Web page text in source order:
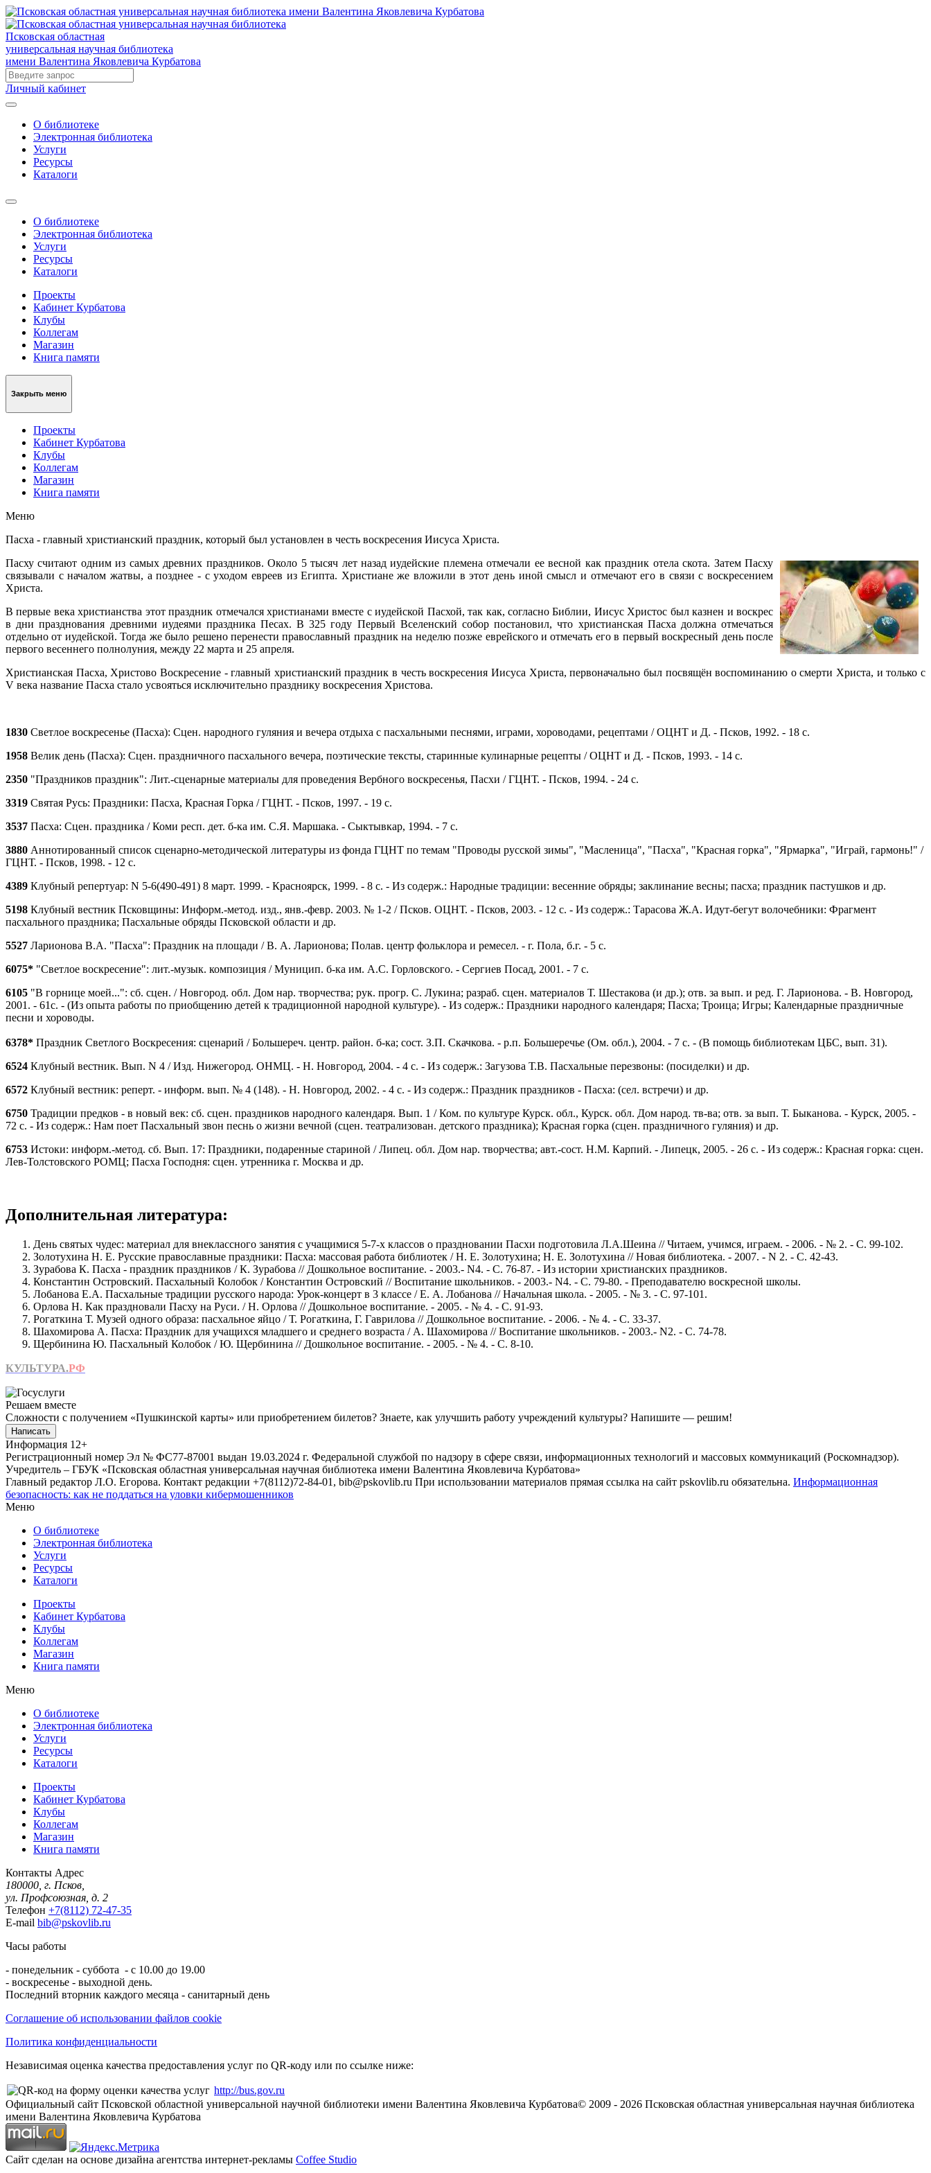
Псковская областная
универсальная научная библиотека
имени Валентина Яковлевича Курбатова
Личный кабинет
О библиотеке
Электронная библиотека
Услуги
Ресурсы
Каталоги
О библиотеке
Электронная библиотека
Услуги
Ресурсы
Каталоги
Проекты
Кабинет Курбатова
Клубы
Коллегам
Магазин
Книга памяти
Закрыть меню
Проекты
Кабинет Курбатова
Клубы
Коллегам
Магазин
Книга памяти
Меню
Пасха - главный христианский праздник, который был установлен в честь воскресения Иисуса Христа.
Пасху считают одним из самых древних праздников. Около 5 тысяч лет назад иудейские племена отмечали ее весной как праздник отела скота. Затем Пасху
связывали с началом жатвы, а позднее - с уходом евреев из Египта. Христиане же вложили в этот день иной смысл и отмечают его в связи с воскресением
Христа.
В первые века христианства этот праздник отмечался христианами вместе с иудейской Пасхой, так как, согласно Библии, Иисус Христос был казнен и воскрес
в дни празднования древними иудеями праздника Песах. В 325 году Первый Вселенский собор постановил, что христианская Пасха должна отмечаться
отдельно от иудейской. Тогда же было решено перенести православный праздник на неделю позже еврейского и отмечать его в первый воскресный день после
первого весеннего полнолуния, между 22 марта и 25 апреля.
Христианская Пасха, Христово Воскресение - главный христианский праздник в честь воскресения Иисуса Христа, первоначально был посвящён воспоминанию о смерти Христа, и только с
V века название Пасха стало усвояться исключительно празднику воскресения Христова.
1830 Светлое воскресенье (Пасха): Сцен. народного гуляния и вечера отдыха с пасхальными песнями, играми, хороводами, рецептами / ОЦНТ и Д. - Псков, 1992. - 18 с.
1958 Велик день (Пасха): Сцен. праздничного пасхального вечера, поэтические тексты, старинные кулинарные рецепты / ОЦНТ и Д. - Псков, 1993. - 14 с.
2350 "Праздников праздник": Лит.-сценарные материалы для проведения Вербного воскресенья, Пасхи / ГЦНТ. - Псков, 1994. - 24 с.
3319 Святая Русь: Праздники: Пасха, Красная Горка / ГЦНТ. - Псков, 1997. - 19 с.
3537 Пасха: Сцен. праздника / Коми респ. дет. б-ка им. С.Я. Маршака. - Сыктывкар, 1994. - 7 с.
3880 Аннотированный список сценарно-методической литературы из фонда ГЦНТ по темам "Проводы русской зимы", "Масленица", "Пасха", "Красная горка", "Ярмарка", "Играй, гармонь!" /
ГЦНТ. - Псков, 1998. - 12 с.
4389 Клубный репертуар: N 5-6(490-491) 8 март. 1999. - Красноярск, 1999. - 8 с. - Из содерж.: Народные традиции: весенние обряды; заклинание весны; пасха; праздник пастушков и др.
5198 Клубный вестник Псковщины: Информ.-метод. изд., янв.-февр. 2003. № 1-2 / Псков. ОЦНТ. - Псков, 2003. - 12 с. - Из содерж.: Тарасова Ж.А. Идут-бегут волочебники: Фрагмент
пасхального праздника; Пасхальные обряды Псковской области и др.
5527 Ларионова В.А. "Пасха": Праздник на площади / В. А. Ларионова; Полав. центр фольклора и ремесел. - г. Пола, б.г. - 5 с.
6075* "Светлое воскресение": лит.-музык. композиция / Муницип. б-ка им. А.С. Горловского. - Сергиев Посад, 2001. - 7 с.
6105 "В горнице моей...": сб. сцен. / Новгород. обл. Дом нар. творчества; рук. прогр. С. Лукина; разраб. сцен. материалов Т. Шестакова (и др.); отв. за вып. и ред. Г. Ларионова. - В. Новгород,
2001. - 61с. - (Из опыта работы по приобщению детей к традиционной народной культуре). - Из содерж.: Праздники народного календаря; Пасха; Троица; Игры; Календарные праздничные
песни и хороводы.
6378* Праздник Светлого Воскресения: сценарий / Большереч. центр. район. б-ка; сост. З.П. Скачкова. - р.п. Большеречье (Ом. обл.), 2004. - 7 с. - (В помощь библиотекам ЦБС, вып. 31).
6524 Клубный вестник. Вып. N 4 / Изд. Нижегород. ОНМЦ. - Н. Новгород, 2004. - 4 с. - Из содерж.: Загузова Т.В. Пасхальные перезвоны: (посиделки) и др.
6572 Клубный вестник: реперт. - информ. вып. № 4 (148). - Н. Новгород, 2002. - 4 с. - Из содерж.: Праздник праздников - Пасха: (сел. встречи) и др.
6750 Традиции предков - в новый век: сб. сцен. праздников народного календаря. Вып. 1 / Ком. по культуре Курск. обл., Курск. обл. Дом народ. тв-ва; отв. за вып. Т. Быканова. - Курск, 2005. -
72 с. - Из содерж.: Нам поет Пасхальный звон песнь о жизни вечной (сцен. театрализован. детского праздника); Красная горка (сцен. праздничного гуляния) и др.
6753 Истоки: информ.-метод. сб. Вып. 17: Праздники, подаренные стариной / Липец. обл. Дом нар. творчества; авт.-сост. Н.М. Карпий. - Липецк, 2005. - 26 с. - Из содерж.: Красная горка: сцен.
Лев-Толстовского РОМЦ; Пасха Господня: сцен. утренника г. Москва и др.
Дополнительная литература:
День святых чудес: материал для внеклассного занятия с учащимися 5-7-х классов о праздновании Пасхи подготовила Л.А.Шеина // Читаем, учимся, играем. - 2006. - № 2. - С. 99-102.
Золотухина Н. Е. Русские православные праздники: Пасха: массовая работа библиотек / Н. Е. Золотухина; Н. Е. Золотухина // Новая библиотека. - 2007. - N 2. - С. 42-43.
Зурабова К. Пасха - праздник праздников / К. Зурабова // Дошкольное воспитание. - 2003.- N4. - С. 76-87. - Из истории христианских праздников.
Константин Островский. Пасхальный Колобок / Константин Островский // Воспитание школьников. - 2003.- N4. - С. 79-80. - Преподавателю воскресной школы.
Лобанова Е.А. Пасхальные традиции русского народа: Урок-концерт в 3 классе / Е. А. Лобанова // Начальная школа. - 2005. - № 3. - С. 97-101.
Орлова Н. Как праздновали Пасху на Руси. / Н. Орлова // Дошкольное воспитание. - 2005. - № 4. - С. 91-93.
Рогаткина Т. Музей одного образа: пасхальное яйцо / Т. Рогаткина, Г. Гаврилова // Дошкольное воспитание. - 2006. - № 4. - С. 33-37.
Шахомирова А. Пасха: Праздник для учащихся младшего и среднего возраста / А. Шахомирова // Воспитание школьников. - 2003.- N2. - С. 74-78.
Щербинина Ю. Пасхальный Колобок / Ю. Щербинина // Дошкольное воспитание. - 2005. - № 4. - С. 8-10.
КУЛЬТУРА.РФ
Решаем вместе
Сложности с получением «Пушкинской карты» или приобретением билетов? Знаете, как улучшить работу учреждений культуры? Напишите — решим!
Написать
Информация 12+
Регистрационный номер Эл № ФС77-87001 выдан 19.03.2024 г. Федеральной службой по надзору в сфере связи, информационных технологий и массовых коммуникаций (Роскомнадзор).
Учредитель – ГБУК «Псковская областная универсальная научная библиотека имени Валентина Яковлевича Курбатова»
Главный редактор Л.О. Егорова. Контакт редакции +7(8112)72-84-01, bib@pskovlib.ru При использовании материалов прямая ссылка на сайт pskovlib.ru обязательна. Информационная
безопасность: как не поддаться на уловки кибермошенников
Меню
О библиотеке
Электронная библиотека
Услуги
Ресурсы
Каталоги
Проекты
Кабинет Курбатова
Клубы
Коллегам
Магазин
Книга памяти
Меню
О библиотеке
Электронная библиотека
Услуги
Ресурсы
Каталоги
Проекты
Кабинет Курбатова
Клубы
Коллегам
Магазин
Книга памяти
Контакты Адрес
180000, г. Псков,
ул. Профсоюзная, д. 2
Телефон +7(8112) 72-47-35
E-mail bib@pskovlib.ru
Часы работы
- понедельник - суббота - с 10.00 до 19.00
- воскресенье - выходной день.
Последний вторник каждого месяца - санитарный день
Соглашение об использовании файлов cookie
Политика конфиденциальности
Независимая оценка качества предоставления услуг по QR-коду или по ссылке ниже:
http://bus.gov.ru
Официальный сайт Псковской областной универсальной научной библиотеки имени Валентина Яковлевича Курбатова© 2009 - 2026 Псковская областная универсальная научная библиотека
имени Валентина Яковлевича Курбатова
Сайт сделан на основе дизайна агентства интернет-рекламы Coffee Studio